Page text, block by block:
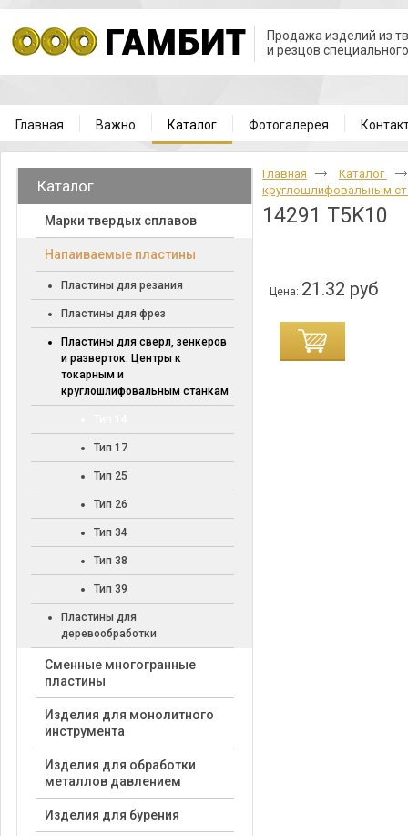
Продажа изделий из
и резцов
Главная Важно Каталог Фотогалерея
Каталог
Марки твердых сплавов
Напаиваемые пластины
Пластины для резания
Пластины для фрез
Пластины для сверл, зенкеров
и разверток. Центры к
токарным и
круглошлифовальным станкам
Тип 17
Тип 25
Тип 26
Тип 34
Тип 38
Тип 39
Пластины для
деревообработки
Cменные многогранные
пластины
Изделия для монолитного
инструмента
Изделия для обработки
металлов давлением
Изделия для бурения
Главная
Каталог
круглошлифовальным
14291 T5K10
Цена: 21.32 руб